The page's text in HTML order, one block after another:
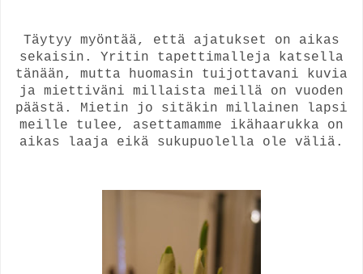
Täytyy myöntää, että ajatukset on aikas
sekaisin. Yritin tapettimalleja katsella
tänään, mutta huomasin tuijottavani kuvia
ja miettiväni millaista meillä on vuoden
päästä. Mietin jo sitäkin millainen lapsi
meille tulee, asettamamme ikähaarukka on
aikas laaja eikä sukupuolella ole väliä.